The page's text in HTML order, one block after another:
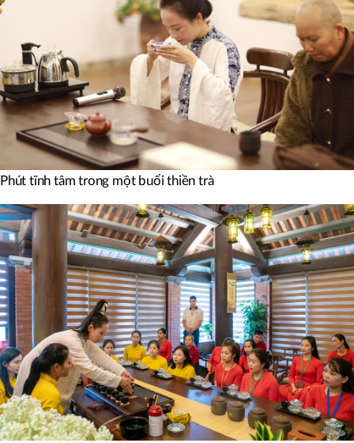
Phút tĩnh tâm trong một buổi thiền trà